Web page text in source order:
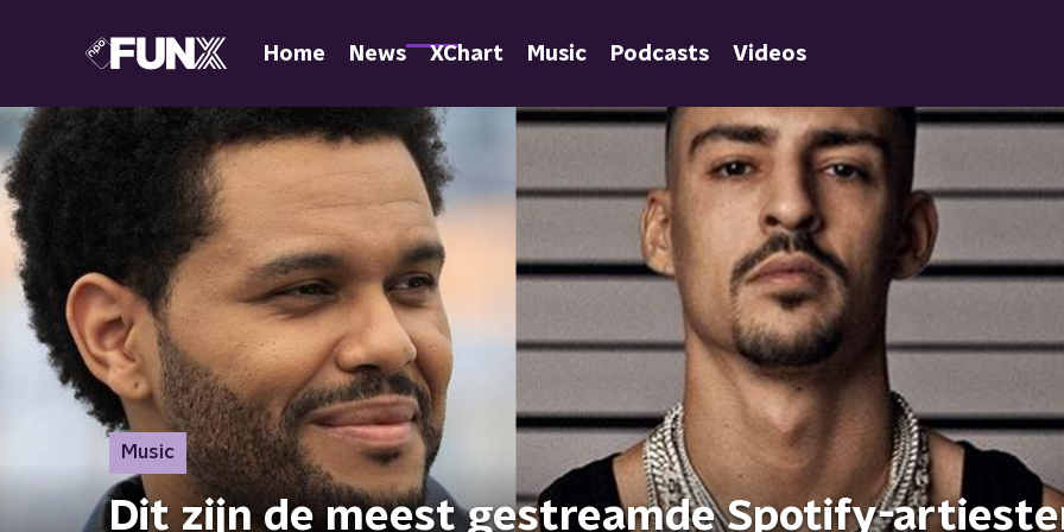
Home News XChart Music Podcasts Videos
Music
Dit zijn de meest gestreamde Spotify-